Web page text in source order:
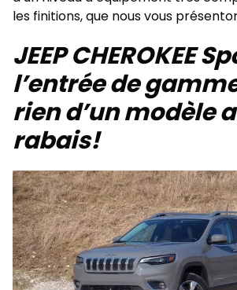
les finitions, que nous vous
JEEP CHEROKEE
l’entrée de
rien d’un modèle
rabais!